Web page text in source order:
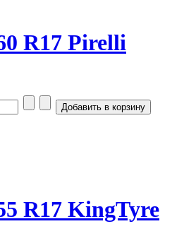
R17 Pirelli
R17 KingTyre